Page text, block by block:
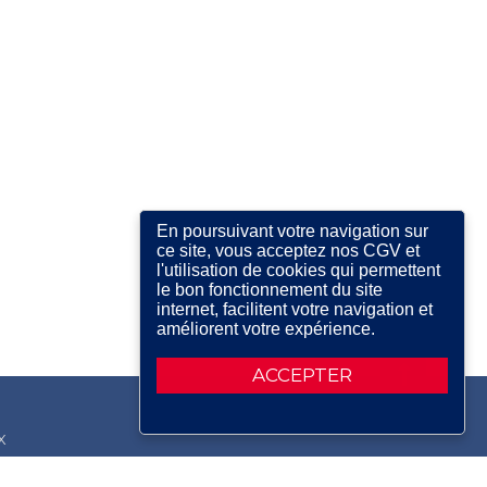
ACCEPTER
En poursuivant votre navigation sur
ce site, vous acceptez nos CGV et
l'utilisation de cookies qui permettent
le bon fonctionnement du site
internet, facilitent votre navigation et
améliorent votre expérience.